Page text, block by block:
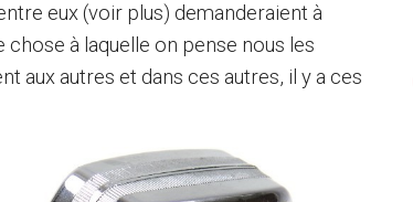
eux (voir plus) demanderaient à
chose à laquelle on pense nous les
aux autres et dans ces autres, il y a ces